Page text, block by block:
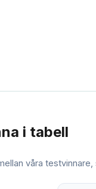
i tabell
våra